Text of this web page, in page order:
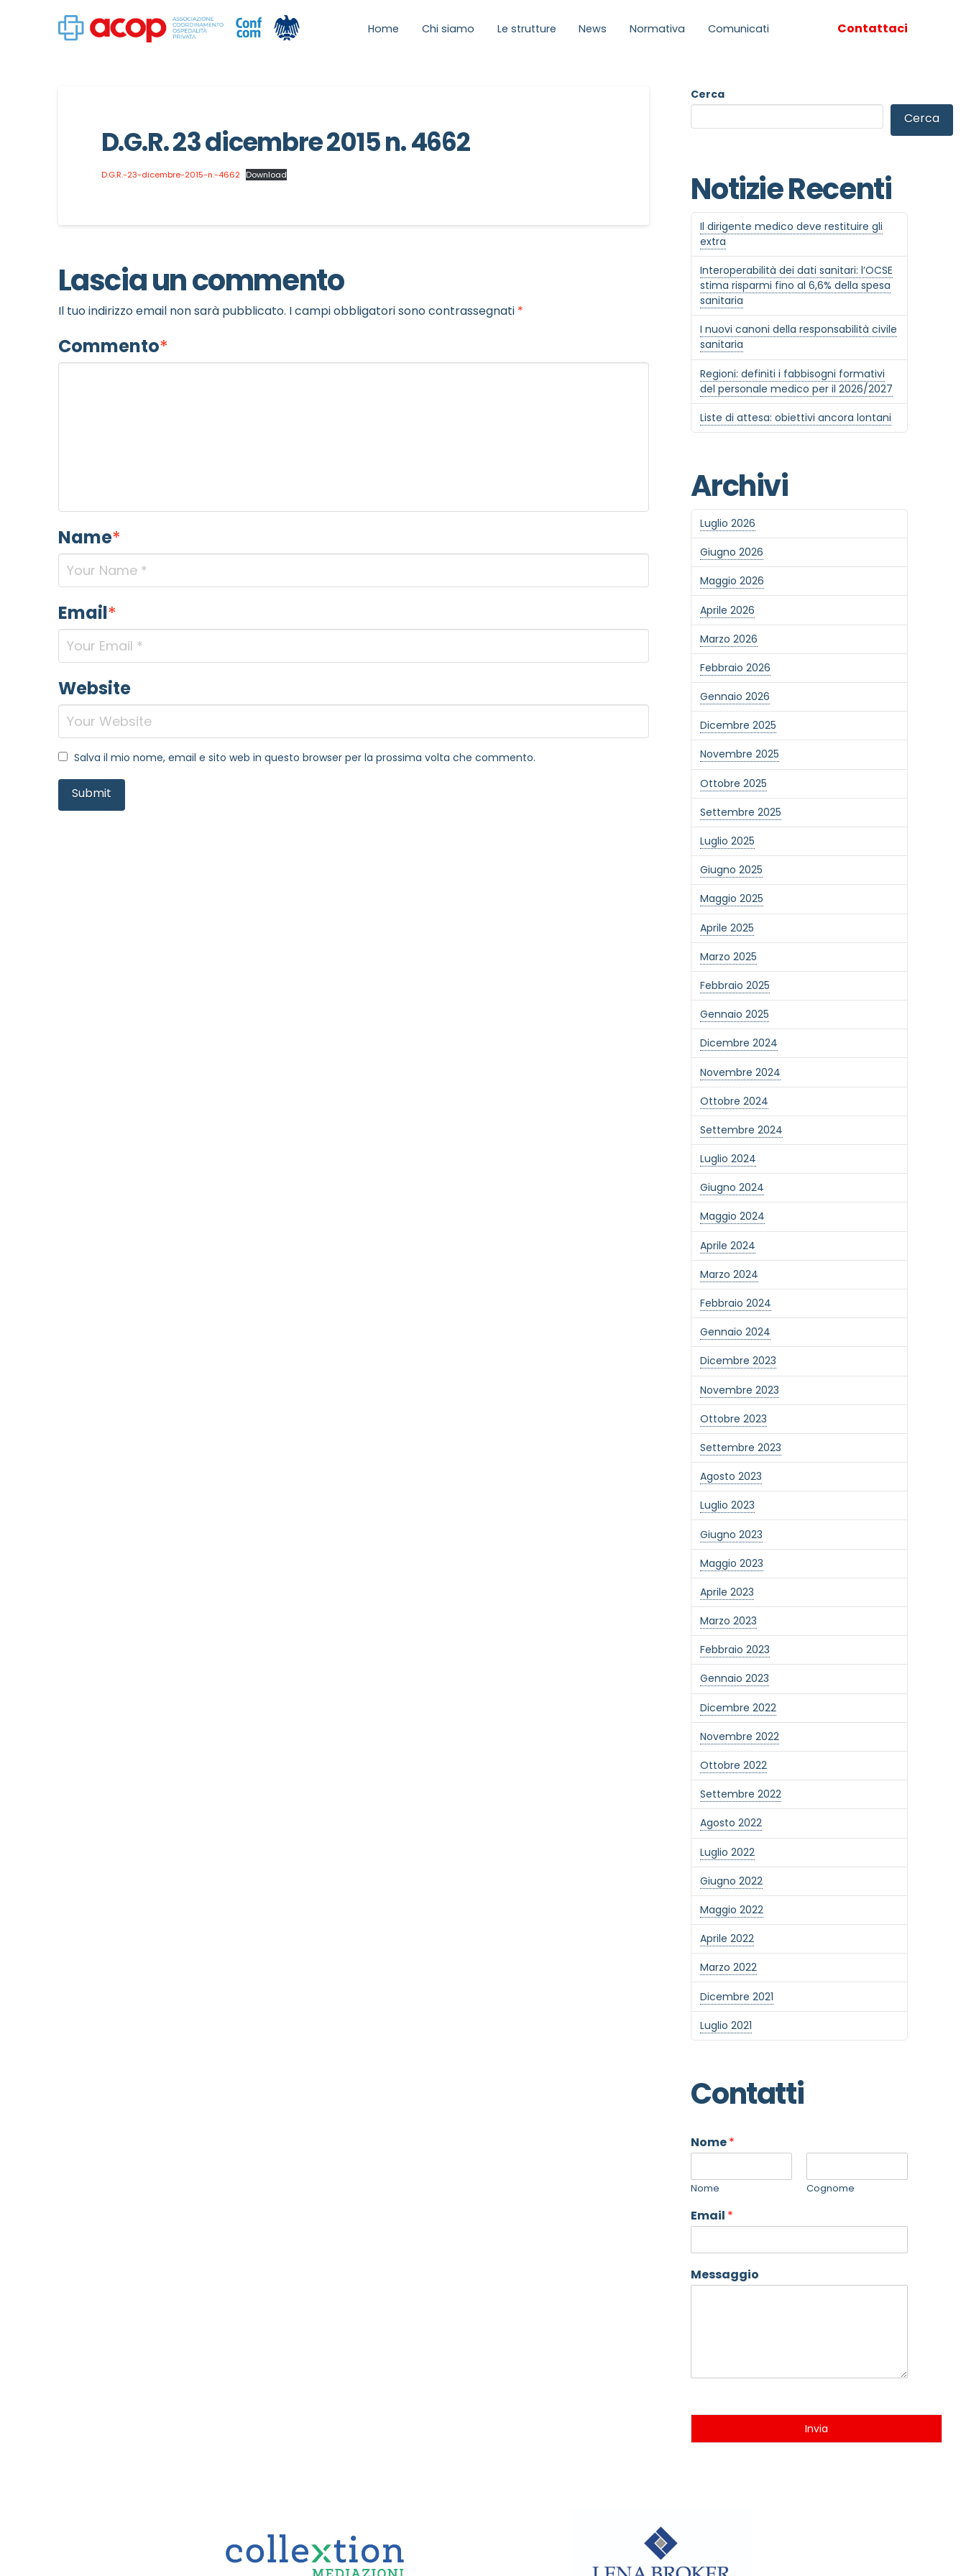
Home Chi siamo Le strutture News Normativa Comunicati Contattaci
D.G.R. 23 dicembre 2015 n. 4662
D.G.R.-23-dicembre-2015-n.-4662 Download
Lascia un commento
Il tuo indirizzo email non sarà pubblicato. I campi obbligatori sono contrassegnati *
Commento*
Name*
Email*
Website
Salva il mio nome, email e sito web in questo browser per la prossima volta che commento.
Cerca
Cerca
Notizie Recenti
Il dirigente medico deve restituire gli
extra
Interoperabilità dei dati sanitari: l’OCSE
stima risparmi fino al 6,6% della spesa
sanitaria
I nuovi canoni della responsabilità civile
sanitaria
Regioni: definiti i fabbisogni formativi
del personale medico per il 2026/2027
Liste di attesa: obiettivi ancora lontani
Archivi
Luglio 2026
Giugno 2026
Maggio 2026
Aprile 2026
Marzo 2026
Febbraio 2026
Gennaio 2026
Dicembre 2025
Novembre 2025
Ottobre 2025
Settembre 2025
Luglio 2025
Giugno 2025
Maggio 2025
Aprile 2025
Marzo 2025
Febbraio 2025
Gennaio 2025
Dicembre 2024
Novembre 2024
Ottobre 2024
Settembre 2024
Luglio 2024
Giugno 2024
Maggio 2024
Aprile 2024
Marzo 2024
Febbraio 2024
Gennaio 2024
Dicembre 2023
Novembre 2023
Ottobre 2023
Settembre 2023
Agosto 2023
Luglio 2023
Giugno 2023
Maggio 2023
Aprile 2023
Marzo 2023
Febbraio 2023
Gennaio 2023
Dicembre 2022
Novembre 2022
Ottobre 2022
Settembre 2022
Agosto 2022
Luglio 2022
Giugno 2022
Maggio 2022
Aprile 2022
Marzo 2022
Dicembre 2021
Luglio 2021
Contatti
Nome*
Nome Cognome
Email *
Messaggio
Invia
Desidero rimanere aggiornato sulle ultime novità dell'Associazione tramite l'iscrizione alla newsletter